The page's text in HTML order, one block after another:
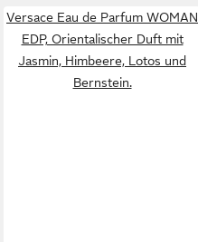
Versace Eau de Parfum WOMAN
EDP, Orientalischer Duft mit
Jasmin, Himbeere, Lotos und
Bernstein.